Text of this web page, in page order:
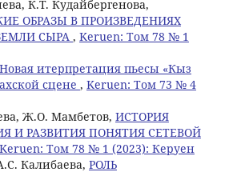
К.Т. Кудайбергенова,
ОБРАЗЫ В ПРОИЗВЕДЕНИЯХ
СЫРА , Keruen: Том 78 № 1
Новая итерпретация пьесы «Кыз
сцене , Keruen: Том 73 № 4
Ж.О. Мамбетов, ИСТОРИЯ
И РАЗВИТИЯ ПОНЯТИЯ СЕТЕВОЙ
Keruen: Том 78 № 1 (2023): Керуен
Калибаева, РОЛЬ